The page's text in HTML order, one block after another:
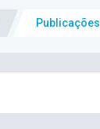
Publicações